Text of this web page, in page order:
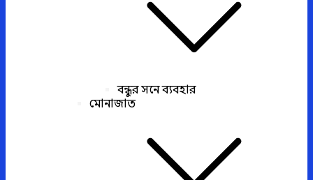
বন্ধুর সনে ব্যবহার
মোনাজাত